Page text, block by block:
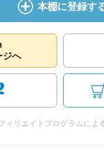
本棚に登録す
ジへ
ィリエイトプログラムによ